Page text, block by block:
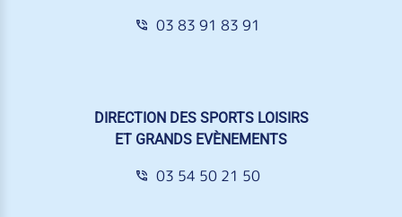
03 83 91 83 91
DIRECTION DES SPORTS LOISIRS
ET GRANDS EVÈNEMENTS
03 54 50 21 50